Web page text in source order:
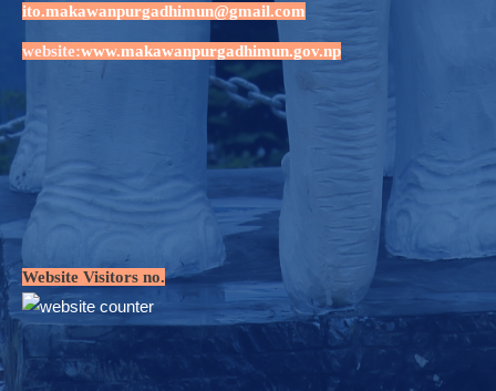
ito.makawanpurgadhimun@gmail.com
website:www.makawanpurgadhimun.gov.np
Website Visitors no.